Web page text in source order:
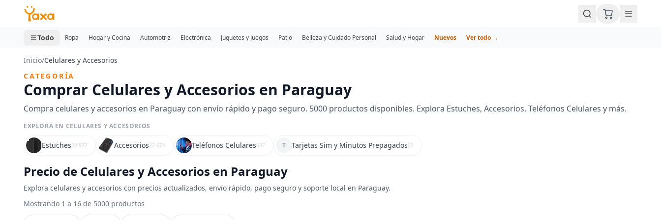
MINI CARRITO
0 productos
Todo Ropa Hogar y Cocina Automotriz Electrónica Juguetes y Juegos Patio Belleza y Cuidado Personal Salud y Hogar Nuevos Ver todo →
Inicio/Celulares y Accesorios
CATEGORÍA
Comprar Celulares y Accesorios en Paraguay
Compra celulares y accesorios en Paraguay con envío rápido y pago seguro. 5000 productos disponibles. Explora Estuches, Accesorios, Teléfonos Celulares y más.
EXPLORA EN CELULARES Y ACCESORIOS
Estuches28.977 Accesorios22.674 Teléfonos Celulares687 T Tarjetas Sim y Minutos Prepagados92
Precio de Celulares y Accesorios en Paraguay
Explora celulares y accesorios con precios actualizados, envío rápido, pago seguro y soporte local en Paraguay.
Mostrando 1 a 16 de 5000 productos